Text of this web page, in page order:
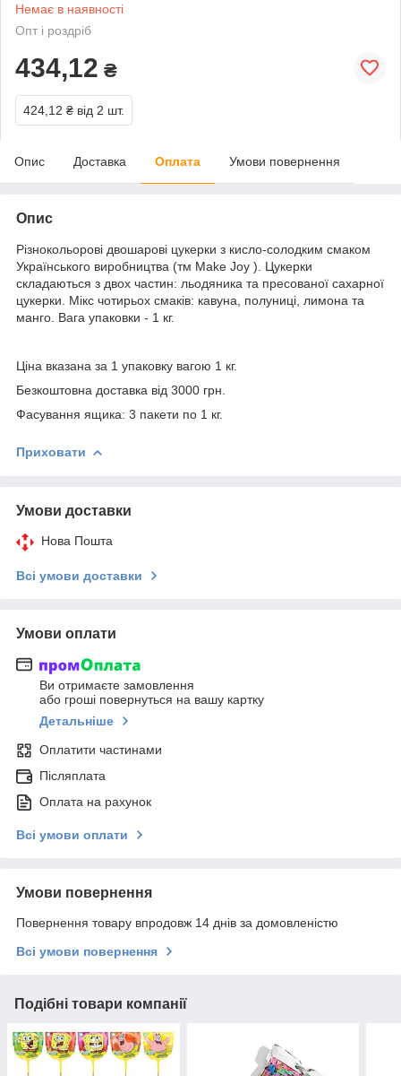
Немає в наявності
Опт і роздріб
434,12 ₴
424,12 ₴ від 2 шт.
Опис Доставка Оплата Умови повернення
Опис
Різнокольорові двошарові цукерки з кисло-солодким смаком
Українського виробництва (тм Make Joy ). Цукерки
складаються з двох частин: льодяника та пресованої сахарної
цукерки. Мікс чотирьох смаків: кавуна, полуниці, лимона та
манго. Вага упаковки - 1 кг.
Ціна вказана за 1 упаковку вагою 1 кг.
Безкоштовна доставка від 3000 грн.
Фасування ящика: 3 пакети по 1 кг.
Приховати
Умови доставки
Нова Пошта
Всі умови доставки
Умови оплати
Ви отримаєте замовлення
або гроші повернуться на вашу картку
Детальніше
Оплатити частинами
Післяплата
Оплата на рахунок
Всі умови оплати
Умови повернення
Повернення товару впродовж 14 днів за домовленістю
Всі умови повернення
Подібні товари компанії